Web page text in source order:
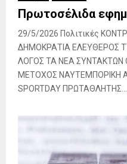
Πρωτοσέλιδα
29/5/2026 Πολιτικές
ΔΗΜΟΚΡΑΤΙΑ ΕΛΕΥΘΕΡΟΣ
ΛΟΓΟΣ ΤΑ ΝΕΑ ΣΥΝΤΑΚΤΩΝ
ΜΕΤΟΧΟΣ ΝΑΥΤΕΜΠΟΡΙΚΗ
SPORTDAY ΠΡΩΤΑΘΛΗΤΗΣ...